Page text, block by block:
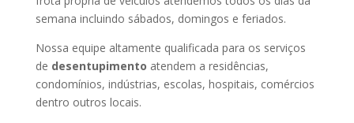
semana incluindo sábados, domingos e feriados.
Nossa equipe altamente qualificada para os serviços
de desentupimento atendem a residências,
condomínios, indústrias, escolas, hospitais, comércios
dentro outros locais.